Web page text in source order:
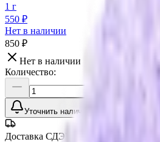
1 г
550 ₽
Нет в наличии
850 ₽
Нет в наличии
Количество:
Уточнить наличие
Доставка СДЭК